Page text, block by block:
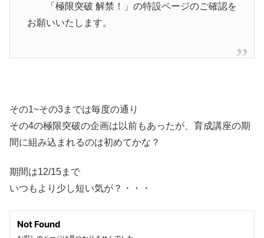
「極限突破 解禁！」の特設ページのご確認を
お願いいたします。
その1~その3までは毎度の通り
その4の極限突破の企画は以前もあったが、育成講座の期
間に組み込まれるのは初めてかな？
期間は12/15まで
いつもより少し短い気が？・・・